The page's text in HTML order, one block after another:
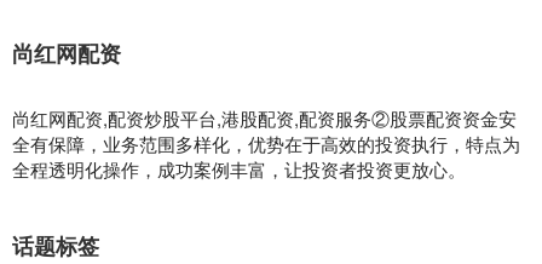
尚红网配资
尚红网配资,配资炒股平台,港股配资,配资服务②股票配资资金安
全有保障，业务范围多样化，优势在于高效的投资执行，特点为
全程透明化操作，成功案例丰富，让投资者投资更放心。
话题标签